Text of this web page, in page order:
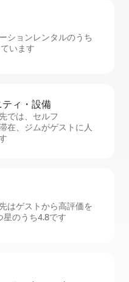
ションレンタルのうち
います
ィ・設⁠備
では、セ⁠ル⁠フ
在、ジムがゲストに人
はゲストから高評価を
のうち4.8です